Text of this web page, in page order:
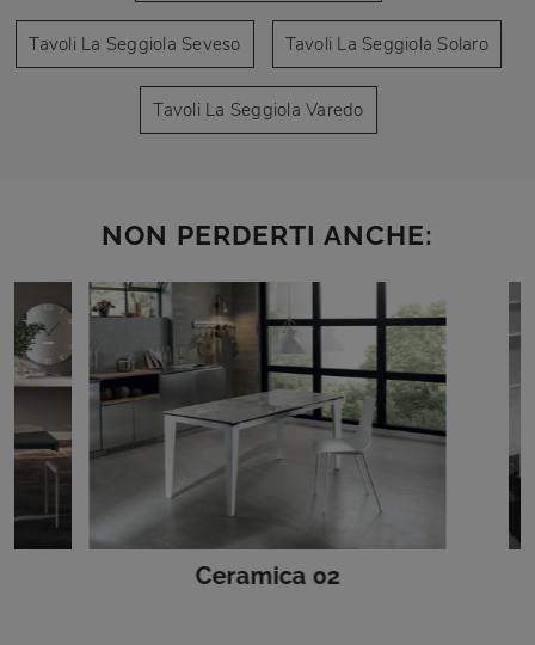
Tavoli La Seggiola Seveso Tavoli La Seggiola Solaro
Tavoli La Seggiola Varedo
NON PERDERTI ANCHE:
Ceramica 02